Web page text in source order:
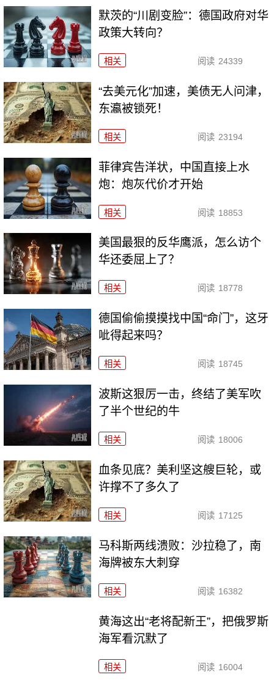
默茨的“川剧变脸”：德国政府对华
政策大转向？
相关 阅读 24339
“去美元化”加速，美债无人问津，
东瀛被锁死！
相关 阅读 23194
菲律宾告洋状，中国直接上水
炮：炮灰代价才开始
相关 阅读 18853
美国最狠的反华鹰派，怎么访个
华还委屈上了？
相关 阅读 18778
德国偷偷摸摸找中国“命门”，这牙
呲得起来吗？
相关 阅读 18745
波斯这狠厉一击，终结了美军吹
了半个世纪的牛
相关 阅读 18006
血条见底？美利坚这艘巨轮，或
许撑不了多久了
相关 阅读 17125
马科斯两线溃败：沙拉稳了，南
海牌被东大刺穿
相关 阅读 16382
黄海这出“老将配新王”，把俄罗斯
海军看沉默了
相关 阅读 16004